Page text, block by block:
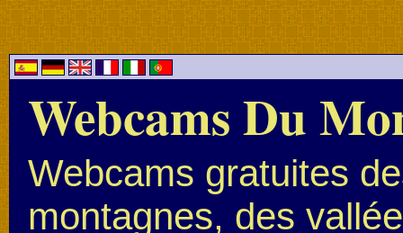
Webcams Du
Webcams gratuites
montagnes, des